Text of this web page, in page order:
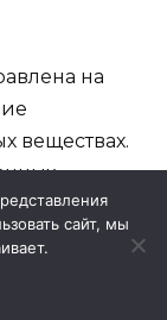
на
веществах.
доверия к
для
сайт, мы